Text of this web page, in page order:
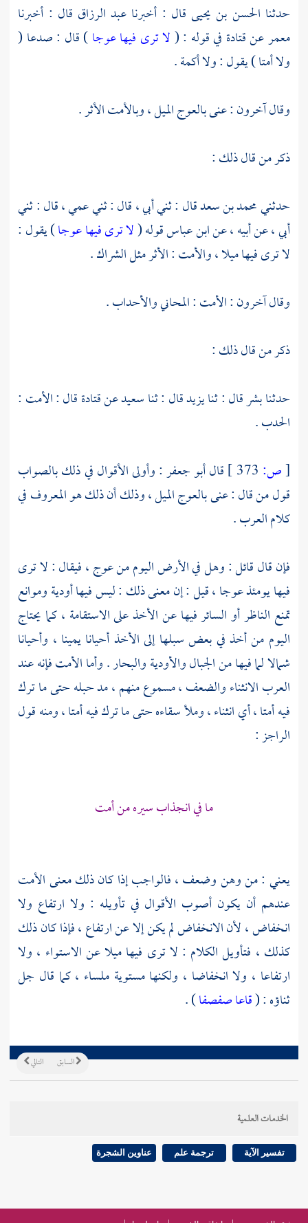
حدثنا الحسن بن يحيى قال : أخبرنا عبد الرزاق قال : أخبرنا
معمرعنقتادة في قوله : (لا ترى فيها عوجا) قال : صدعا (
ولا أمتا ) يقول : ولا أكمة .
وقال آخرون : عنى بالعوج الميل ، وبالأمت الأثر .
ذكر من قال ذلك :
حدثنيمحمد بن سعدقال : ثني أبي ، قال : ثني عمي ، قال : ثني
أبي ، عن أبيه ، عنابن عباسقوله (لا ترى فيها عوجا) يقول :
لا ترى فيها ميلا ، والأمت : الأثر مثل الشراك .
وقال آخرون : الأمت : المحاني والأحداب .
ذكر من قال ذلك :
حدثنابشرقال : ثنايزيدقال : ثناسعيدعنقتادةقال : الأمت :
الحدب .
[ص: قالأبو جعفر: وأولى الأقوال في ذلك بالصواب
قول من قال : عنى بالعوج الميل ، وذلك أن ذلك هو المعروف في
كلام العرب .
فإن قال قائل : وهل في الأرض اليوم من عوج ، فيقال : لا ترى
فيها يومئذ عوجا ، قيل : إن معنى ذلك : ليس فيها أودية وموانع
تمنع الناظر أو السائر فيها عن الأخذ على الاستقامة ، كما يحتاج
اليوم من أخذ في بعض سبلها إلى الأخذ أحيانا يمينا ، وأحيانا
شمالا لما فيها من الجبال والأودية والبحار . وأما الأمت فإنه عند
العرب الانثناء والضعف ، مسموع منهم ، مد حبله حتى ما ترك
فيه أمتا ، أي انثناء ، وملأ سقاءه حتى ما ترك فيه أمتا ، ومنه قول
الراجز :
ما في انجذاب سيره من أمت
يعني : من وهن وضعف ، فالواجب إذا كان ذلك معنى الأمت
عندهم أن يكون أصوب الأقوال في تأويله : ولا ارتفاع ولا
انخفاض ، لأن الانخفاض لم يكن إلا عن ارتفاع ، فإذا كان ذلك
كذلك ، فتأويل الكلام : لا ترى فيها ميلا عن الاستواء ، ولا
ارتفاعا ، ولا انخفاضا ، ولكنها مستوية ملساء ، كما قال جل
ثناؤه : (قاعا صفصفا) .
التالي السابق
الخدمات العلمية
تفسير الآية ترجمة علم عناوين الشجرة